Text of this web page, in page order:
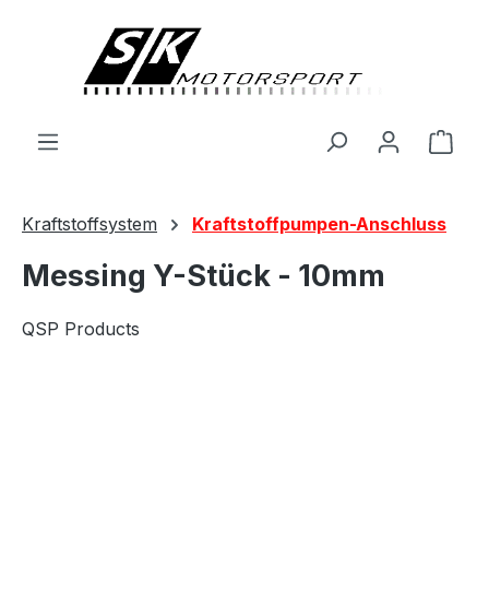
Kraftstoffsystem Kraftstoffpumpen-Anschluss
Messing Y-Stück - 10mm
QSP Products